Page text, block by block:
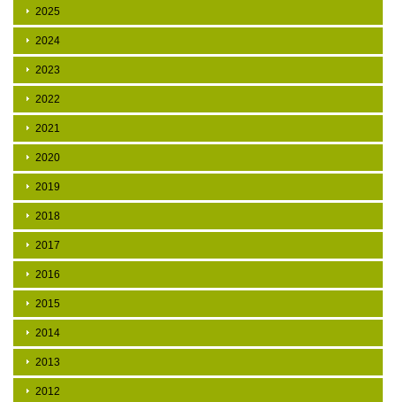
2025
2024
2023
2022
2021
2020
2019
2018
2017
2016
2015
2014
2013
2012